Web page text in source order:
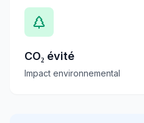
CO₂ évité
Impact environnemental